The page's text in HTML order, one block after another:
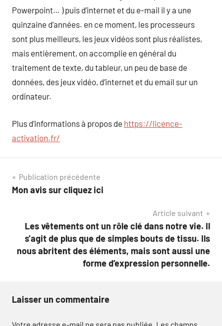
Powerpoint… ) puis d’internet et du e-mail il y a une
quinzaine d’années. en ce moment, les processeurs
sont plus meilleurs, les jeux vidéos sont plus réalistes,
mais entièrement, on accomplie en général du
traitement de texte, du tableur, un peu de base de
données, des jeux vidéo, d’internet et du email sur un
ordinateur.
Plus d’informations à propos de https://licence-
activation.fr/
Navigation
de
Publication précédente
Mon avis sur cliquez ici
Article suivant
Les vêtements ont un rôle clé dans notre vie. Il
s’agit de plus que de simples bouts de tissu. Ils
nous abritent des éléments, mais sont aussi une
forme d’expression personnelle.
Laisser un commentaire